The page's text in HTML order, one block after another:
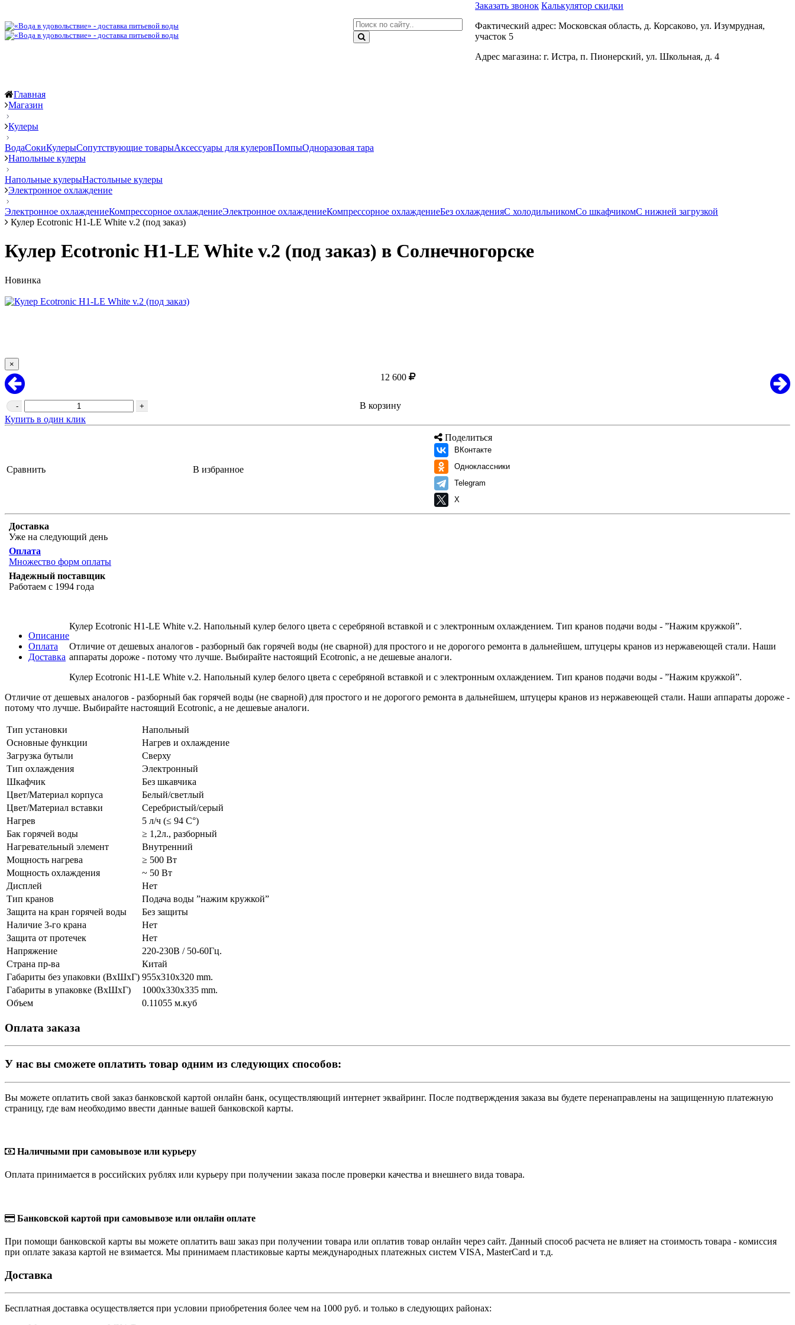
Заказать звонок Калькулятор скидки
Фактический адрес: Московская область, д. Корсаково, ул. Изумрудная,
участок 5
Адрес магазина: г. Истра, п. Пионерский, ул. Школьная, д. 4
Главная
Магазин
Кулеры
ВодаСокиКулерыСопутствующие товарыАксессуары для кулеровПомпыОдноразовая тара
Напольные кулеры
Напольные кулерыНастольные кулеры
Электронное охлаждение
Электронное охлаждениеКомпрессорное охлаждениеЭлектронное охлаждениеКомпрессорное охлаждениеБез охлажденияС холодильникомСо шкафчикомС нижней загрузкой
Кулер Ecotronic H1-LE White v.2 (под заказ)
Кулер Ecotronic H1-LE White v.2 (под заказ) в Солнечногорске
Новинка
×
12 600
- +
В корзину
Купить в один клик
Сравнить В избранное
Поделиться
ВКонтакте
Одноклассники
Telegram
X
Доставка
Уже на следующий день
Оплата
Множество форм оплаты
Надежный поставщик
Работаем с 1994 года
Описание
Оплата
Доставка
Кулер Ecotronic H1-LE White v.2. Напольный кулер белого цвета с серебряной вставкой и с электронным охлаждением. Тип кранов подачи воды - ”Нажим кружкой”.
Отличие от дешевых аналогов - разборный бак горячей воды (не сварной) для простого и не дорогого ремонта в дальнейшем, штуцеры кранов из нержавеющей стали. Наши
аппараты дороже - потому что лучше. Выбирайте настоящий Ecotronic, а не дешевые аналоги.
Кулер Ecotronic H1-LE White v.2. Напольный кулер белого цвета с серебряной вставкой и с электронным охлаждением. Тип кранов подачи воды - ”Нажим кружкой”.
Отличие от дешевых аналогов - разборный бак горячей воды (не сварной) для простого и не дорогого ремонта в дальнейшем, штуцеры кранов из нержавеющей стали. Наши аппараты дороже -
потому что лучше. Выбирайте настоящий Ecotronic, а не дешевые аналоги.
Тип установки
Напольный
Основные функции
Нагрев и охлаждение
Загрузка бутыли
Сверху
Тип охлаждения
Электронный
Шкафчик
Без шкавчика
Цвет/Материал корпуса
Белый/светлый
Цвет/Материал вставки
Серебристый/серый
Нагрев
5 л/ч (≤ 94 C°)
Бак горячей воды
≥ 1,2л., разборный
Нагревательный элемент
Внутренний
Мощность нагрева
≥ 500 Вт
Мощность охлаждения
~ 50 Вт
Дисплей
Нет
Тип кранов
Подача воды ”нажим кружкой”
Защита на кран горячей воды
Без защиты
Наличие 3-го крана
Нет
Защита от протечек
Нет
Напряжение
220-230В / 50-60Гц.
Страна пр-ва
Китай
Габариты без упаковки (ВxШxГ) 955x310x320 mm.
Габариты в упаковке (ВxШxГ)
1000x330x335 mm.
Объем
0.11055 м.куб
Оплата заказа
У нас вы сможете оплатить товар одним из следующих способов:
Вы можете оплатить свой заказ банковской картой онлайн банк, осуществляющий интернет эквайринг. После подтверждения заказа вы будете перенаправлены на защищенную платежную
страницу, где вам необходимо ввести данные вашей банковской карты.
Наличными при самовывозе или курьеру
Оплата принимается в российских рублях или курьеру при получении заказа после проверки качества и внешнего вида товара.
Банковской картой при самовывозе или онлайн оплате
При помощи банковской карты вы можете оплатить ваш заказ при получении товара или оплатив товар онлайн через сайт. Данный способ расчета не влияет на стоимость товара - комиссия
при оплате заказа картой не взимается. Мы принимаем пластиковые карты международных платежных систем VISA, MasterCard и т.д.
Доставка
Бесплатная доставка осуществляется при условии приобретения более чем на 1000 руб. и только в следующих районах: